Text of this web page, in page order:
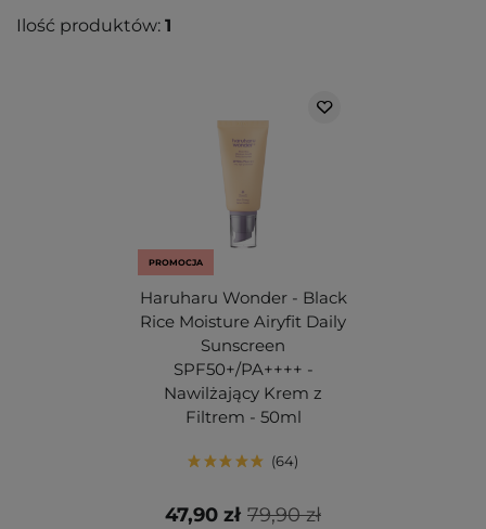
Ilość produktów: 1
PROMOCJA
Haruharu Wonder - Black
Rice Moisture Airyfit Daily
Sunscreen
SPF50+/PA++++ -
Nawilżający Krem z
Filtrem - 50ml
64
79,90 zł
47,90 zł